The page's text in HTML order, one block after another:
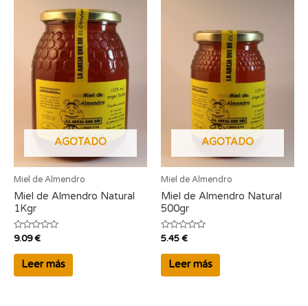
AGOTADO
Miel de Almendro
Miel de Almendro Natural
1Kgr
Valorado
0
de
9.09€
Leer más
AGOTADO
Miel de Almendro
Miel de Almendro Natural
500gr
Valorado
0
de
5.45€
Leer más